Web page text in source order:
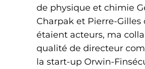
de physique et chimie
Charpak et Pierre-Gilles
étaient acteurs, ma
qualité de directeur
la start-up Orwin-